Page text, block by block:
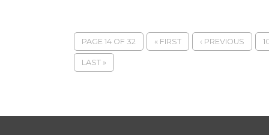
PAGE 14 OF 32 « FIRST ‹ PREVIOUS
LAST »